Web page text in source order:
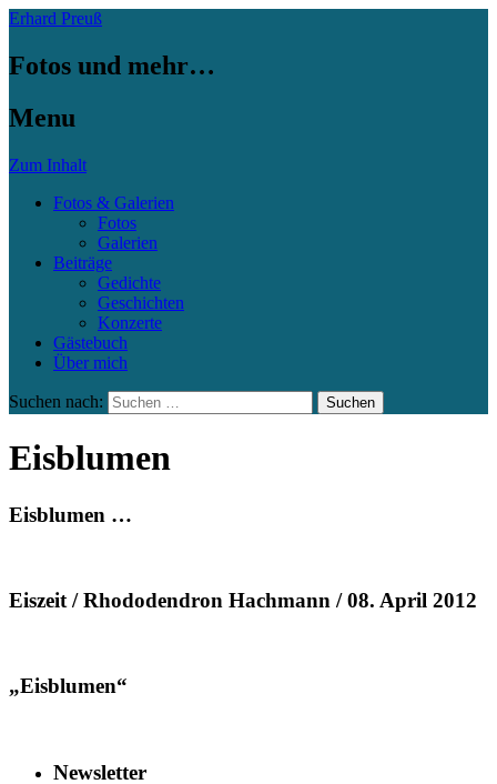
Erhard Preuß
Fotos und mehr…
Menu
Zum Inhalt
Fotos & Galerien
Fotos
Galerien
Beiträge
Gedichte
Geschichten
Konzerte
Gästebuch
Über mich
Suchen nach:
Eisblumen
Eisblumen …
Eiszeit / Rhododendron Hachmann / 08. April 2012
„Eisblumen“
Newsletter